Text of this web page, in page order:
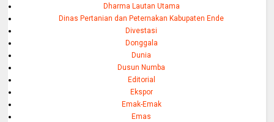
Dharma Lautan Utama
Dinas Pertanian dan Peternakan Kabupaten Ende
Divestasi
Donggala
Dunia
Dusun Numba
Editorial
Ekspor
Emak-Emak
Emas